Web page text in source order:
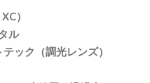
）
ル
ク（調光レンズ）